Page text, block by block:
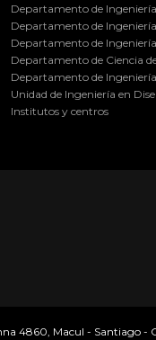
Departamento de
Departamento de
Departamento de
Departamento de Ciencia
Departamento de
Unidad de Ingeniería en
Institutos y centros
4860, Macul - Santiago -